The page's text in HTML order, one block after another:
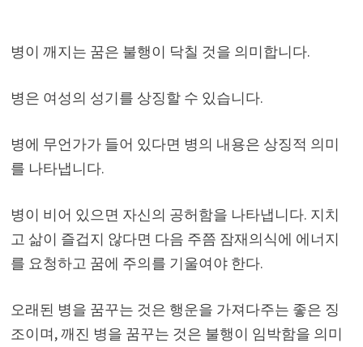
병이 깨지는 꿈은 불행이 닥칠 것을 의미합니다.
병은 여성의 성기를 상징할 수 있습니다.
병에 무언가가 들어 있다면 병의 내용은 상징적 의미
를 나타냅니다.
병이 비어 있으면 자신의 공허함을 나타냅니다. 지치
고 삶이 즐겁지 않다면 다음 주쯤 잠재의식에 에너지
를 요청하고 꿈에 주의를 기울여야 한다.
오래된 병을 꿈꾸는 것은 행운을 가져다주는 좋은 징
조이며, 깨진 병을 꿈꾸는 것은 불행이 임박함을 의미